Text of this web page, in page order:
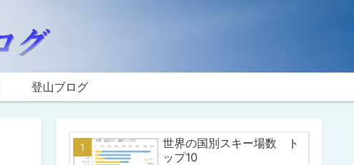
登山ブログ
世界の国別スキー場数 ト
ップ10